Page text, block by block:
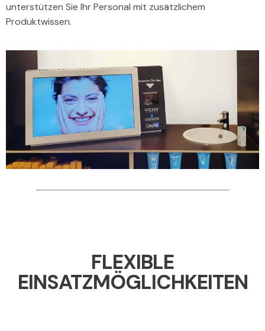
unterstützen Sie Ihr Personal mit zusätzlichem
Produktwissen.
FLEXIBLE
EINSATZMÖGLICHKEITEN